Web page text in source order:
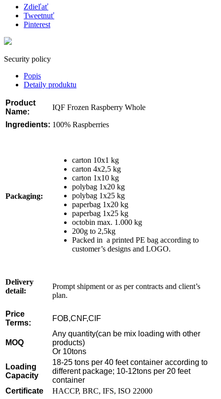
Zdieľať
Tweetnuť
Pinterest
Security policy
Popis
Detaily produktu
Product
Name:
IQF Frozen Raspberry Whole
Ingredients: 100% Raspberries
Packaging:
carton 10x1 kg
carton 4x2,5 kg
carton 1x10 kg
polybag 1x20 kg
polybag 1x25 kg
paperbag 1x20 kg
paperbag 1x25 kg
octobin max. 1.000 kg
200g to 2,5kg
Packed in a printed PE bag according to
customer’s designs and LOGO.
Delivery
detail:
Prompt shipment or as per contracts and client’s
plan.
Price
Terms:
FOB,CNF,CIF
MOQ
Any quantity(can be mix loading with other
products)
Or 10tons
Loading
Capacity
18-25 tons per 40 feet container according to
different package; 10-12tons per 20 feet
container
Certificate
HACCP, BRC, IFS, ISO 22000